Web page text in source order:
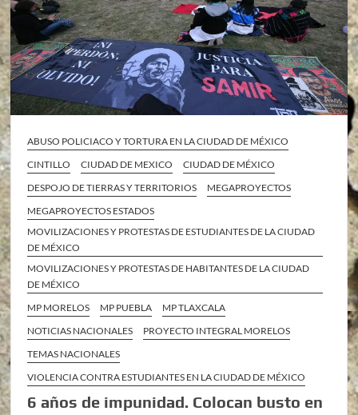
ABUSO POLICIACO Y TORTURA EN LA CIUDAD DE MÉXICO
CINTILLO
CIUDAD DE MEXICO
CIUDAD DE MÉXICO
DESPOJO DE TIERRAS Y TERRITORIOS
MEGAPROYECTOS
MEGAPROYECTOS ESTADOS
MOVILIZACIONES Y PROTESTAS DE ESTUDIANTES DE LA CIUDAD
DE MÉXICO
MOVILIZACIONES Y PROTESTAS DE HABITANTES DE LA CIUDAD
DE MÉXICO
MP MORELOS
MP PUEBLA
MP TLAXCALA
NOTICIAS NACIONALES
PROYECTO INTEGRAL MORELOS
TEMAS NACIONALES
VIOLENCIA CONTRA ESTUDIANTES EN LA CIUDAD DE MÉXICO
6 años de impunidad. Colocan busto en